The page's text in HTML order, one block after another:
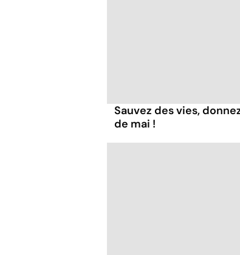
Sauvez des vies,
de mai !